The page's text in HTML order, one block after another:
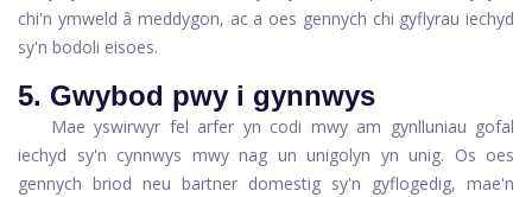
chi'n ymweld â meddygon, ac a oes gennych chi gyflyrau iechyd
sy'n bodoli eisoes.
5. Gwybod pwy i gynnwys
Mae yswirwyr fel arfer yn codi mwy am gynlluniau gofal
iechyd sy'n cynnwys mwy nag un unigolyn yn unig. Os oes
gennych briod neu bartner domestig sy'n gyflogedig, mae'n